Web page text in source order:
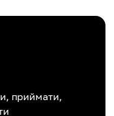
приймати,